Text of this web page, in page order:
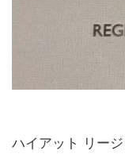
ハイアット リー